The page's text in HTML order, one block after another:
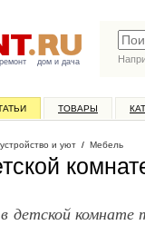
ремонт дом и дача
ТОВАРЫ
и уют / Мебель
детской комнате